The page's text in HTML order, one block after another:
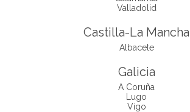
Valladolid
Castilla-La Mancha
Albacete
Galicia
A Coruña
Lugo
Vigo